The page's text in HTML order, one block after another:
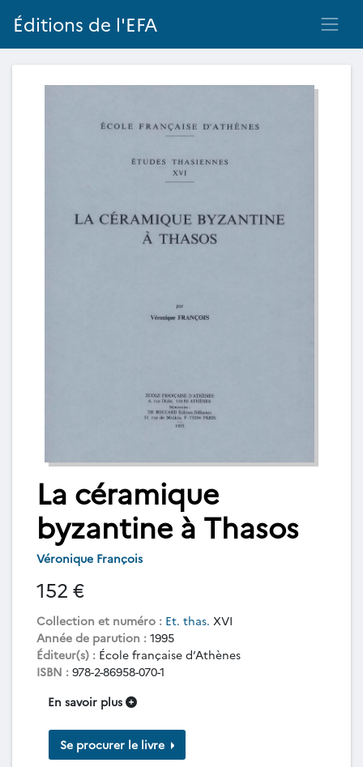
Éditions de l'EFA
La céramique
byzantine à Thasos
Véronique François
152 €
Collection et numéro : Et. thas. XVI
Année de parution : 1995
Éditeur(s) : École française d’Athènes
ISBN : 978-2-86958-070-1
En savoir plus
Se procurer le livre